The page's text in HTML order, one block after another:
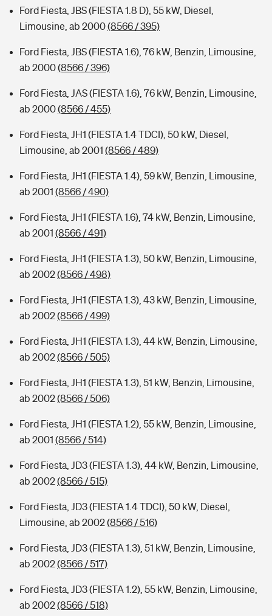
Ford Fiesta, JBS (FIESTA 1.8 D), 55 kW, Diesel,
Limousine, ab 2000(8566 / 395)
Ford Fiesta, JBS (FIESTA 1.6), 76 kW, Benzin, Limousine,
ab 2000(8566 / 396)
Ford Fiesta, JAS (FIESTA 1.6), 76 kW, Benzin, Limousine,
ab 2000(8566 / 455)
Ford Fiesta, JH1 (FIESTA 1.4 TDCI), 50 kW, Diesel,
Limousine, ab 2001 (8566 / 489)
Ford Fiesta, JH1 (FIESTA 1.4), 59 kW, Benzin, Limousine,
ab 2001 (8566 / 490)
Ford Fiesta, JH1 (FIESTA 1.6), 74 kW, Benzin, Limousine,
ab 2001 (8566 / 491)
Ford Fiesta, JH1 (FIESTA 1.3), 50 kW, Benzin, Limousine,
ab 2002(8566 / 498)
Ford Fiesta, JH1 (FIESTA 1.3), 43 kW, Benzin, Limousine,
ab 2002(8566 / 499)
Ford Fiesta, JH1 (FIESTA 1.3), 44 kW, Benzin, Limousine,
ab 2002(8566 / 505)
Ford Fiesta, JH1 (FIESTA 1.3), 51 kW, Benzin, Limousine,
ab 2002(8566 / 506)
Ford Fiesta, JH1 (FIESTA 1.2), 55 kW, Benzin, Limousine,
ab 2001 (8566 / 514)
Ford Fiesta, JD3 (FIESTA 1.3), 44 kW, Benzin, Limousine,
ab 2002(8566 / 515)
Ford Fiesta, JD3 (FIESTA 1.4 TDCI), 50 kW, Diesel,
Limousine, ab 2002(8566 / 516)
Ford Fiesta, JD3 (FIESTA 1.3), 51 kW, Benzin, Limousine,
ab 2002(8566 / 517)
Ford Fiesta, JD3 (FIESTA 1.2), 55 kW, Benzin, Limousine,
ab 2002(8566 / 518)